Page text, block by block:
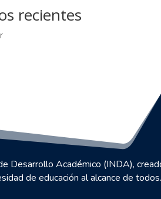
recientes
Desarrollo Académico (INDA),
de educación al alcance de todos.